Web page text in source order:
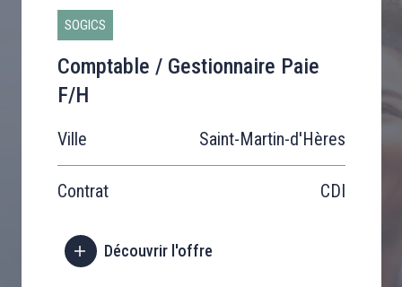
SOGICS
Comptable / Gestionnaire Paie
F/H
Ville Saint-Martin-d'Hères
Contrat CDI
Découvrir l'offre